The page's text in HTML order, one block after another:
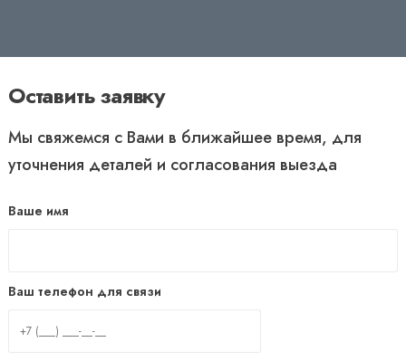
Оставить заявку
Мы свяжемся с Вами в ближайшее время, для
уточнения деталей и согласования выезда
Ваше имя
Ваш телефон для связи